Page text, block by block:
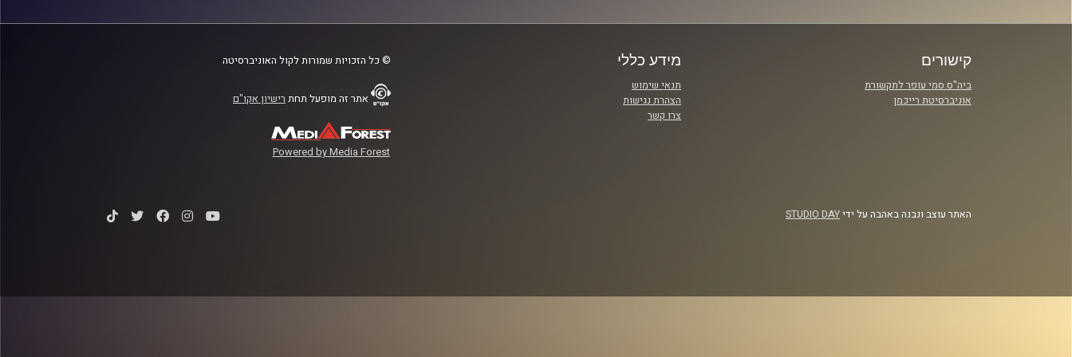
קישורים
ביה"ס סמי עופר לתקשורת
אוניברסיטת רייכמן
מידע כללי
תנאי שימוש
הצהרת נגישות
צרו קשר
© כל הזכויות שמורות לקול האוניברסיטה
אתר זה מופעל תחת רישיון אקו"ם
Powered by Media Forest
האתר עוצב ונבנה באהבה על ידיSTUDIO DAY